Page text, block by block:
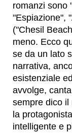
romanzi sono
"Espiazione",
("Chesil
meno. Ecco
se da un lato
narrativa,
esistenziale
avvolge,
sempre dico il
la
intelligente e